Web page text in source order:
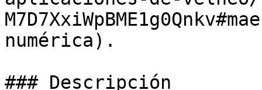
numérica).
### Descripción